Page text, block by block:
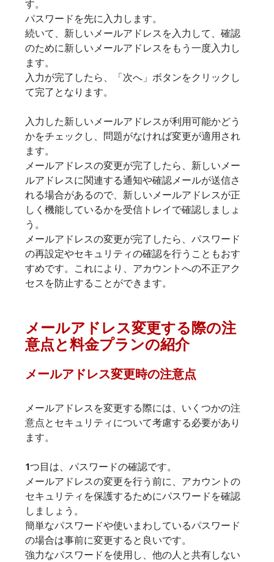
す。
パスワードを先に入力します。
続いて、新しいメールアドレスを入力して、確認
のために新しいメールアドレスをもう一度入力し
ます。
入力が完了したら、「次へ」ボタンをクリックし
て完了となります。
入力した新しいメールアドレスが利用可能かどう
かをチェックし、問題がなければ変更が適用され
ます。
メールアドレスの変更が完了したら、新しいメー
ルアドレスに関連する通知や確認メールが送信さ
れる場合があるので、新しいメールアドレスが正
しく機能しているかを受信トレイで確認しましょ
う。
メールアドレスの変更が完了したら、パスワード
の再設定やセキュリティの確認を行うこともおす
すめです。これにより、アカウントへの不正アク
セスを防止することができます。
メールアドレス変更する際の注
意点と料金プランの紹介
メールアドレス変更時の注意点
メールアドレスを変更する際には、いくつかの注
意点とセキュリティについて考慮する必要があり
ます。
1つ目は、パスワードの確認です。
メールアドレスの変更を行う前に、アカウントの
セキュリティを保護するためにパスワードを確認
しましょう。
簡単なパスワードや使いまわしているパスワード
の場合は事前に変更すると良いです。
強力なパスワードを使用し、他の人と共有しない